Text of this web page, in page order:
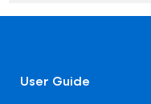
User Guide